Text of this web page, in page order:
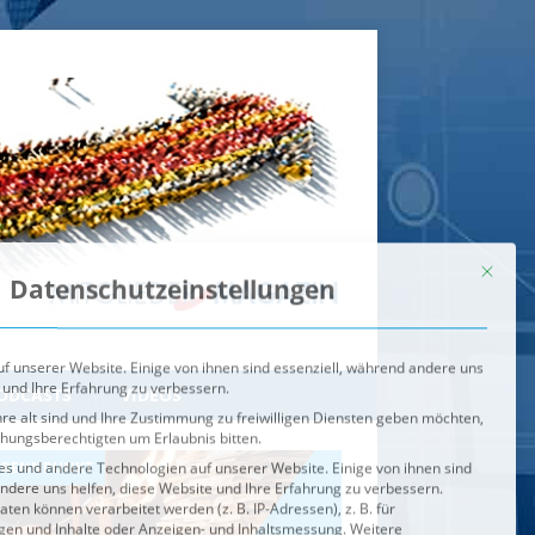
VIDEOS
IM BRENNPUNKT
unserer Website. Einige von ihnen sind essenziell, während andere uns
Ihre Erfahrung zu verbessern.
alt sind und Ihre Zustimmung zu freiwilligen Diensten geben möchten,
um Erlaubnis bitten.
und andere Technologien auf unserer Website. Einige von ihnen sind
können verarbeitet werden (z. B. IP-Adressen), z. B. für
und Inhalte oder Anzeigen- und Inhaltsmessung.
Verwendung Ihrer Daten finden Sie in unsererDatenschutzerklärung.
Service-Gruppen, für die eine Einwilligung erteilt werden
Speichern
Alle akzeptieren